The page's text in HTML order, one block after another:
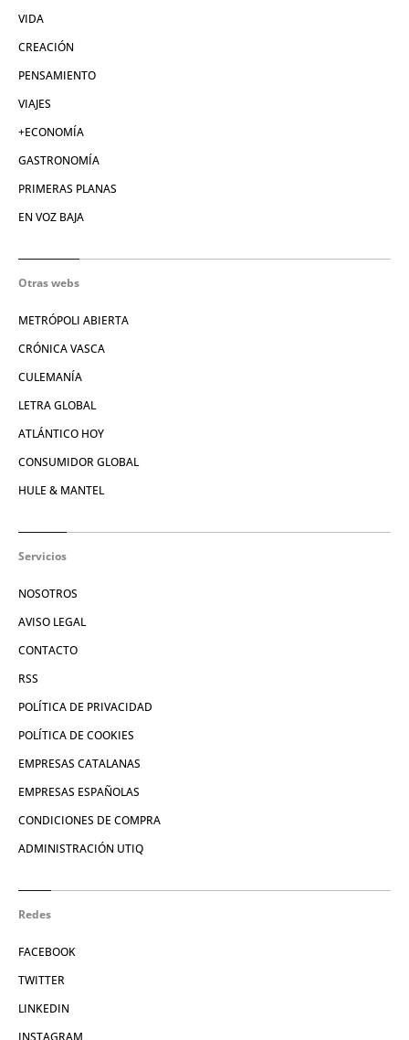
VIDA
CREACIÓN
PENSAMIENTO
VIAJES
+ECONOMÍA
GASTRONOMÍA
PRIMERAS PLANAS
EN VOZ BAJA
Otras webs
METRÓPOLI ABIERTA
CRÓNICA VASCA
CULEMANÍA
LETRA GLOBAL
ATLÁNTICO HOY
CONSUMIDOR GLOBAL
HULE & MANTEL
Servicios
NOSOTROS
AVISO LEGAL
CONTACTO
RSS
POLÍTICA DE PRIVACIDAD
POLÍTICA DE COOKIES
EMPRESAS CATALANAS
EMPRESAS ESPAÑOLAS
CONDICIONES DE COMPRA
ADMINISTRACIÓN UTIQ
Redes
FACEBOOK
TWITTER
LINKEDIN
INSTAGRAM